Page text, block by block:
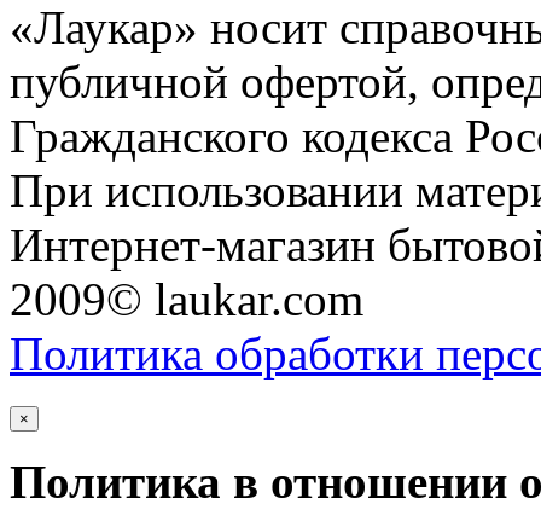
«Лаукар» носит
публичной офертой,
Гражданского кодекса
При использовании
Интернет-магазин
2009© laukar.com
Политика обработки
×
Политика в отношении